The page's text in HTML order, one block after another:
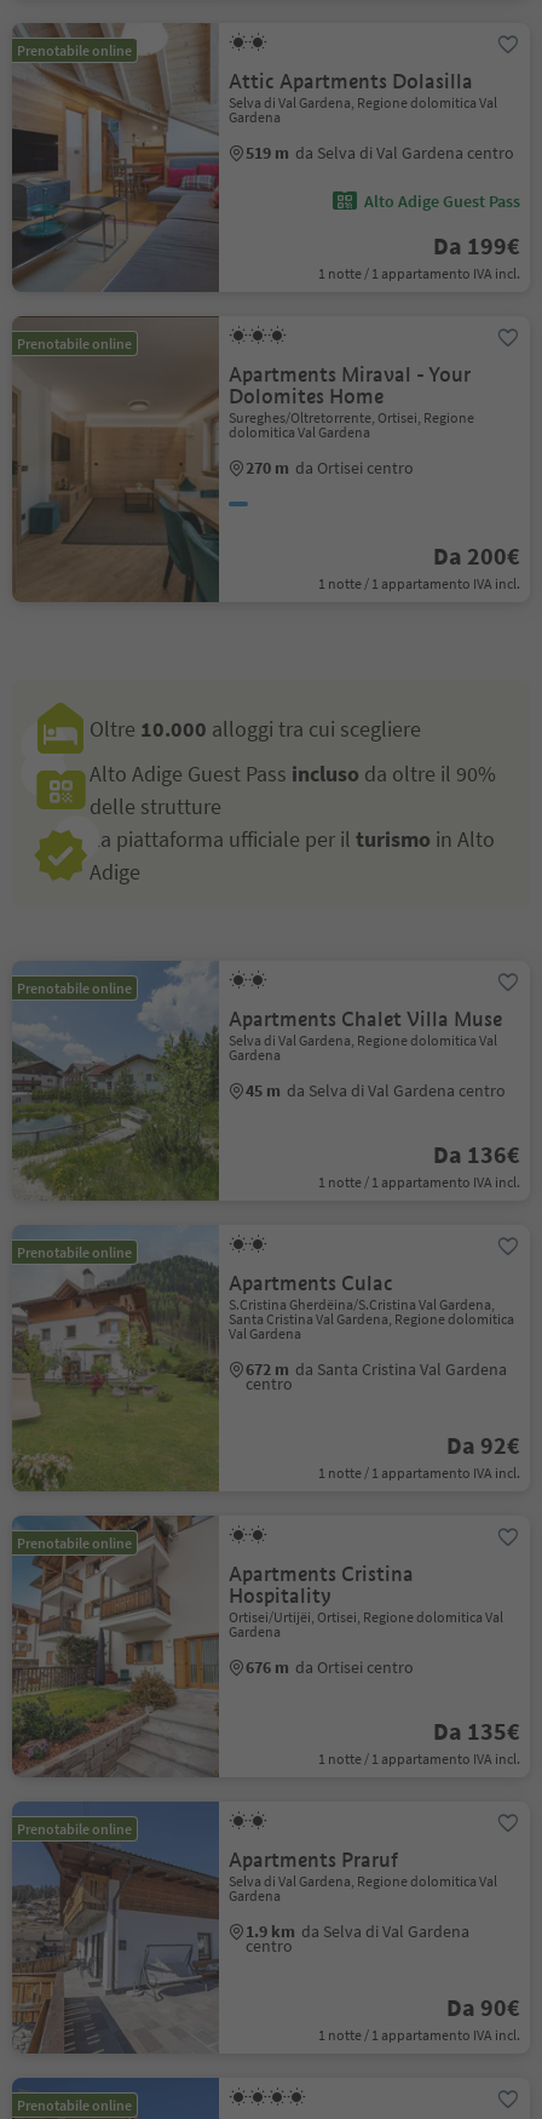
Prenotabile online
Attic Apartments Dolasilla
Selva di Val Gardena, Regione dolomitica Val
Gardena
519 m da Selva di Val Gardena centro
Alto Adige Guest Pass
Da 199€
1 notte / 1 appartamento IVA incl.
Prenotabile online
Apartments Miraval - Your
Dolomites Home
Sureghes/Oltretorrente, Ortisei, Regione
dolomitica Val Gardena
270 m da Ortisei centro
Da 200€
1 notte / 1 appartamento IVA incl.
Oltre 10.000 alloggi tra cui scegliere
Alto Adige Guest Pass incluso da oltre il 90%
delle strutture
La piattaforma ufficiale per il turismo in Alto
Adige
Prenotabile online
Apartments Chalet Villa Muse
Selva di Val Gardena, Regione dolomitica Val
Gardena
45 m da Selva di Val Gardena centro
Da 136€
1 notte / 1 appartamento IVA incl.
Prenotabile online
Apartments Culac
S.Cristina Gherdëina/S.Cristina Val Gardena,
Santa Cristina Val Gardena, Regione dolomitica
Val Gardena
672 m da Santa Cristina Val Gardena
centro
Da 92€
1 notte / 1 appartamento IVA incl.
Prenotabile online
Apartments Cristina
Hospitality
Ortisei/Urtijëi, Ortisei, Regione dolomitica Val
Gardena
676 m da Ortisei centro
Da 135€
1 notte / 1 appartamento IVA incl.
Prenotabile online
Apartments Praruf
Selva di Val Gardena, Regione dolomitica Val
Gardena
1.9 km da Selva di Val Gardena
centro
Da 90€
1 notte / 1 appartamento IVA incl.
Prenotabile online